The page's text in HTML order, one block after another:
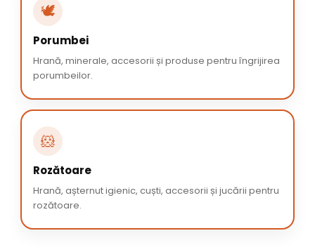
🕊️
Porumbei
Hrană, minerale, accesorii și produse pentru îngrijirea
porumbeilor.
🐹
Rozătoare
Hrană, așternut igienic, cuști, accesorii și jucării pentru
rozătoare.